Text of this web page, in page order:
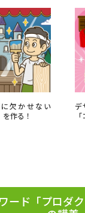
大学
欠かせない
を作る！
デ
ード「プロダク